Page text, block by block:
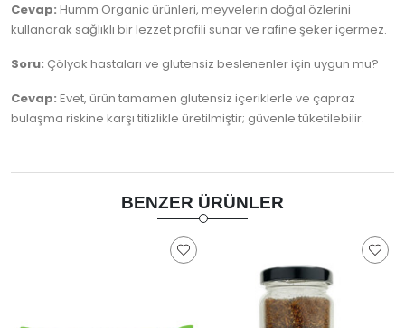
Cevap: Humm Organic ürünleri, meyvelerin doğal özlerini
kullanarak sağlıklı bir lezzet profili sunar ve rafine şeker içermez.
Soru: Çölyak hastaları ve glutensiz beslenenler için uygun mu?
Cevap: Evet, ürün tamamen glutensiz içeriklerle ve çapraz
bulaşma riskine karşı titizlikle üretilmiştir; güvenle tüketilebilir.
BENZER ÜRÜNLER